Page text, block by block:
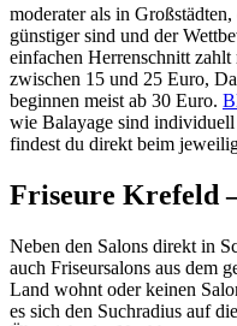
moderater als in
günstiger sind und der
einfachen Herrenschnitt
zwischen 15 und 25 Euro,
beginnen meist ab 30 Euro.
wie Balayage sind
findest du direkt beim
Friseure Krefeld
Neben den Salons direkt in
auch Friseursalons aus dem
Land wohnt oder keinen
es sich den Suchradius auf